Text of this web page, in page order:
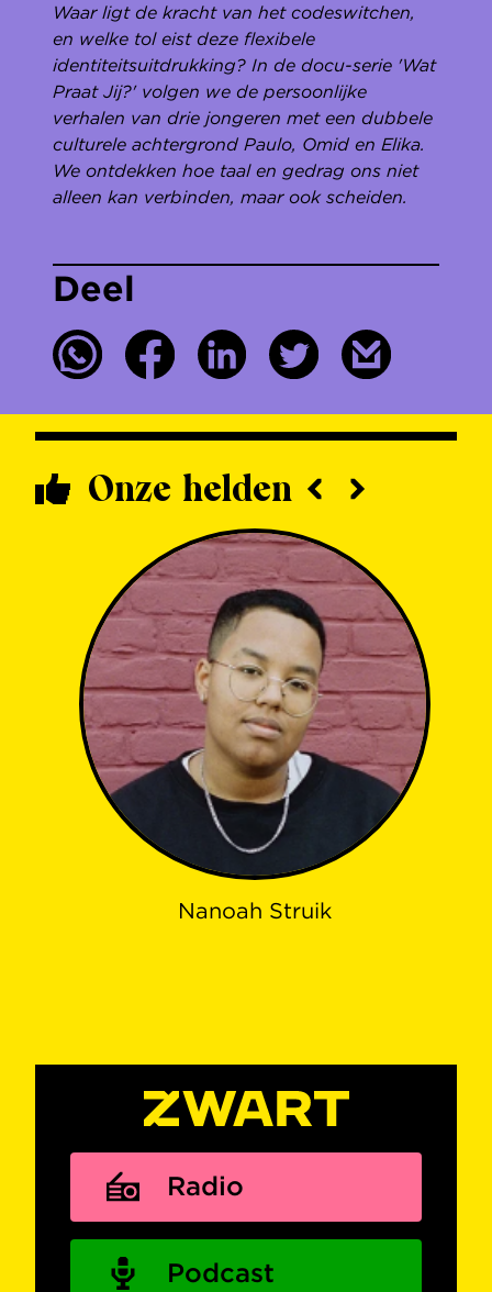
Waar ligt de kracht van het codeswitchen,
en welke tol eist deze flexibele
identiteitsuitdrukking? In de docu-serie 'Wat
Praat Jij?' volgen we de persoonlijke
verhalen van drie jongeren met een dubbele
culturele achtergrond Paulo, Omid en Elika.
We ontdekken hoe taal en gedrag ons niet
alleen kan verbinden, maar ook scheiden.
Deel
Onze helden
Nanoah Struik
Radio
Podcast